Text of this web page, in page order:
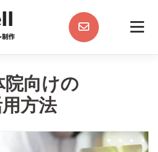
院向けの
方法